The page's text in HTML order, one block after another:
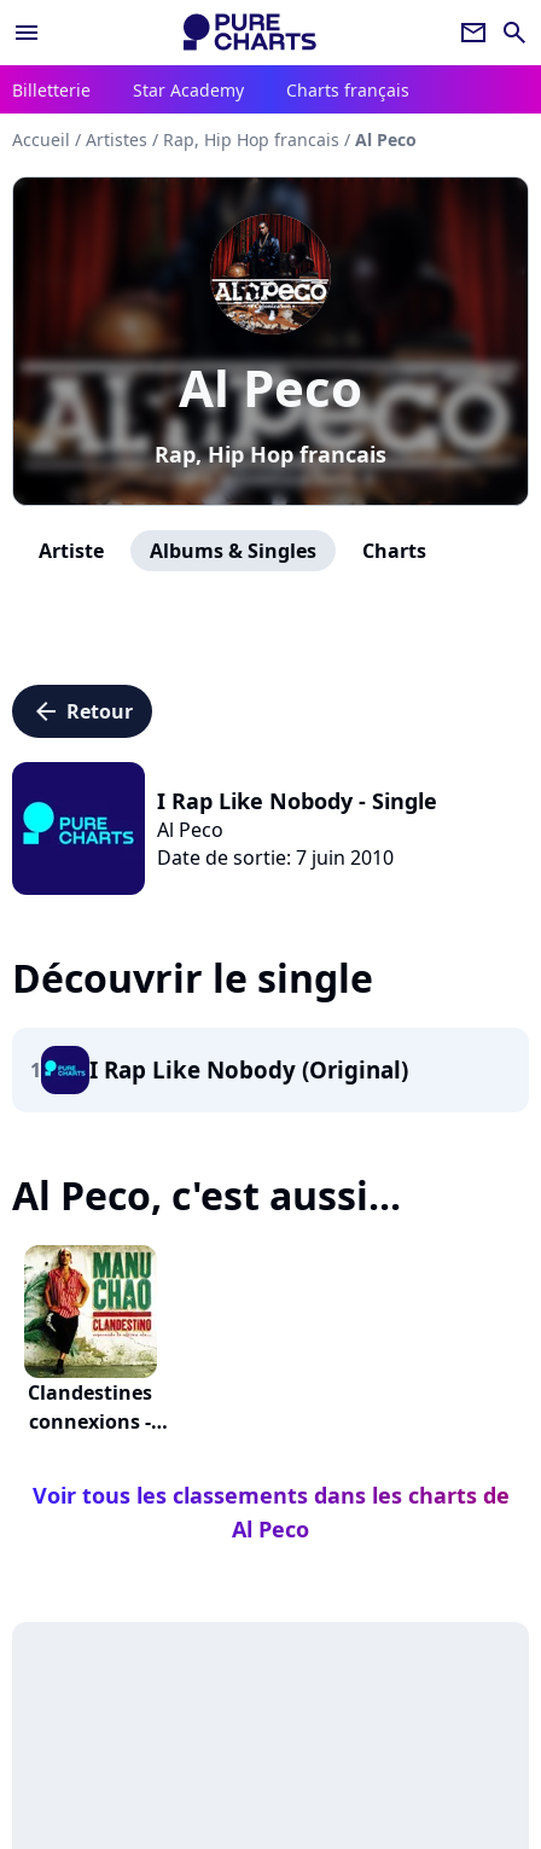
menu newsletter search
Billetterie Star Academy Charts français
Accueil / Artistes / Rap, Hip Hop francais / Al Peco
Al Peco
Rap, Hip Hop francais
Artiste Albums & Singles Charts
arrow_left Retour
I Rap Like Nobody - Single
Al Peco
Date de sortie: 7 juin 2010
Découvrir le single
1 I Rap Like Nobody (Original)
Al Peco, c'est aussi...
Clandestines
connexions -
Voir tous les classements dans les charts de
Al Peco